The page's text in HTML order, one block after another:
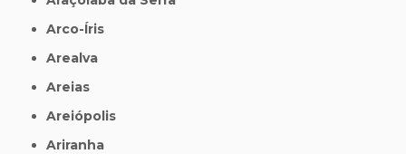
Arco-Íris
Arealva
Areias
Areiópolis
Ariranha